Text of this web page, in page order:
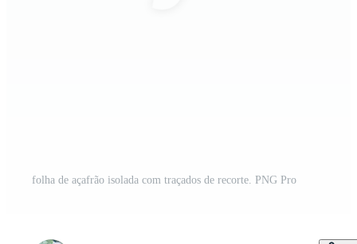
folha de açafrão isolada com traçados de recorte. PNG Pro